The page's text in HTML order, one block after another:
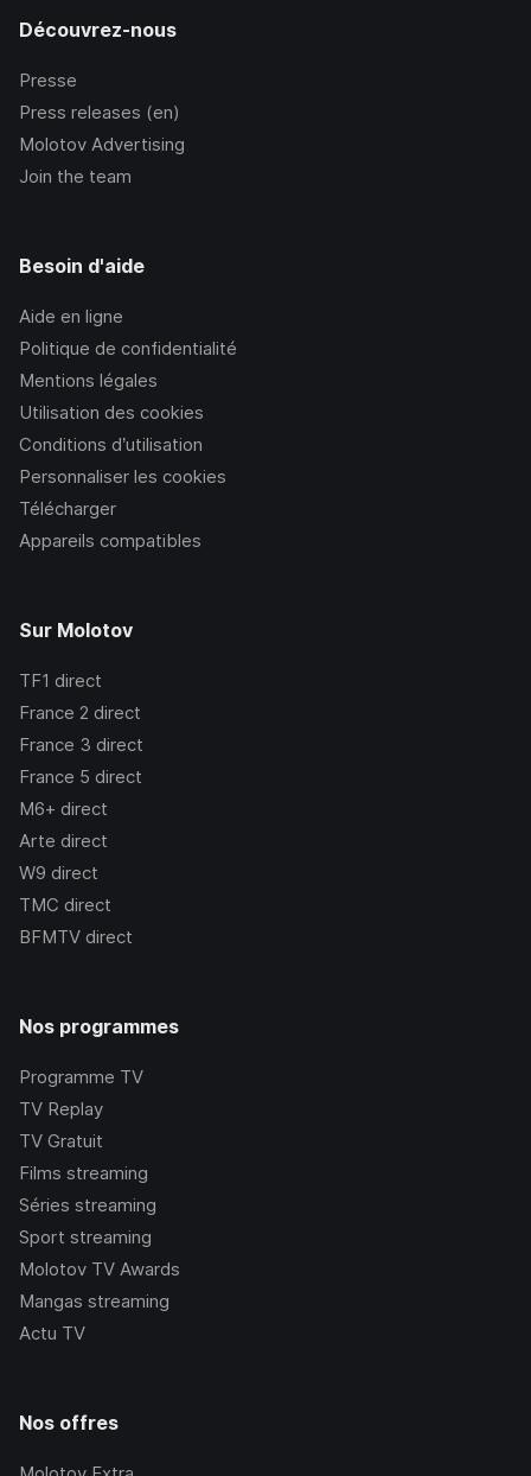
Découvrez-nous
Presse
Press releases (en)
Molotov Advertising
Join the team
Besoin d'aide
Aide en ligne
Politique de confidentialité
Mentions légales
Utilisation des cookies
Conditions d’utilisation
Personnaliser les cookies
Télécharger
Appareils compatibles
Sur Molotov
TF1 direct
France 2 direct
France 3 direct
France 5 direct
M6+ direct
Arte direct
W9 direct
TMC direct
BFMTV direct
Nos programmes
Programme TV
TV Replay
TV Gratuit
Films streaming
Séries streaming
Sport streaming
Molotov TV Awards
Mangas streaming
Actu TV
Nos offres